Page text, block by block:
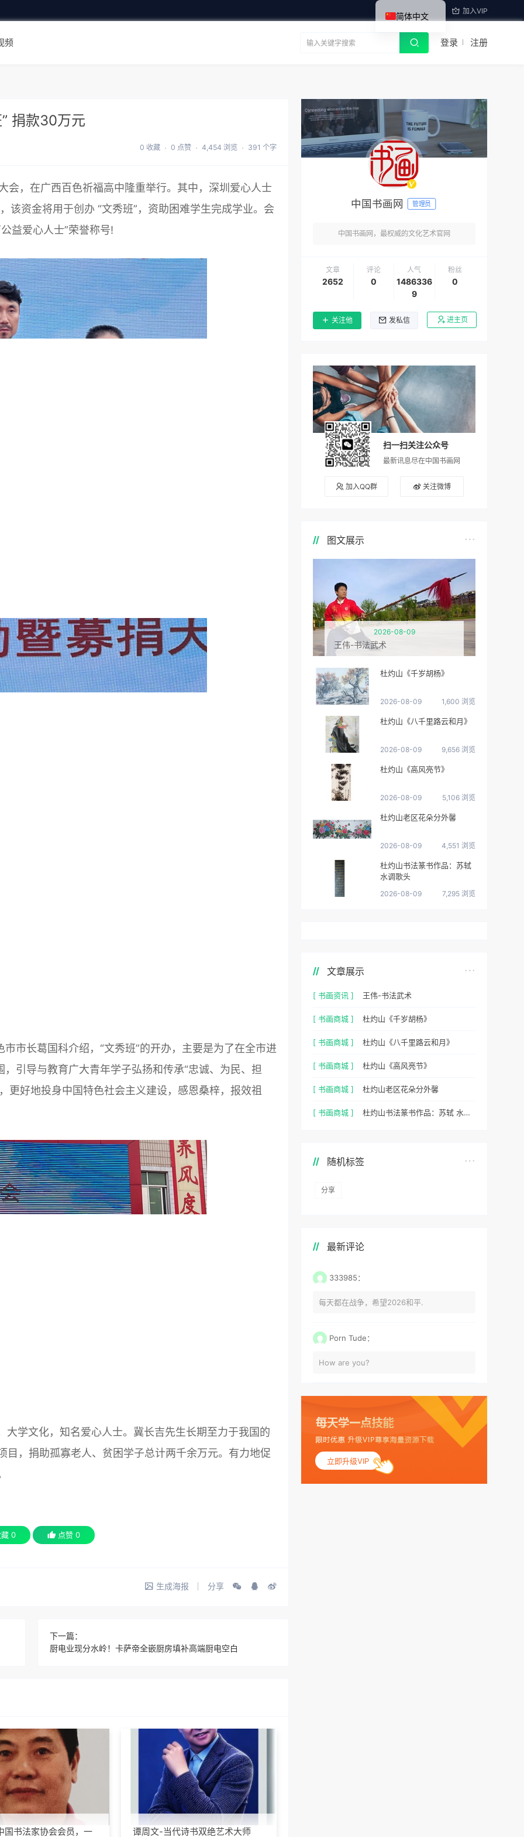
加入VIP
频 登录 注册
捐款30万元
0 收藏 0 点赞 4,454 浏览 391 个字
，在广西百色祈福高中隆重举行。其中，深圳爱心人士
该资金将用于创办 “文秀班”，资助困难学生完成学业。会
益爱心人士”荣誉称号!
市长葛国科介绍，“文秀班”的开办，主要是为了在全市进
引导与教育广大青年学子弘扬和传承“忠诚、为民、担
更好地投身中国特色社会主义建设，感恩桑梓，报效祖
学文化，知名爱心人士。冀长吉先生长期至力于我国的
目，捐助孤寡老人、贫困学子总计两千余万元。有力地促
0 点赞 0
生成海报 分享
下一篇：
厨电业现分水岭！卡萨帝全嵌厨房填补高端厨电空白
国书法家协会会员，一 谭周文-当代诗书双绝艺术大师
中国书画网 管理员
中国书画网，最权威的文化艺术官网
文章
2652
评论
0
人气
1486336
9
粉丝
0
关注他 发私信 进主页
扫一扫关注公众号
最新讯息尽在中国书画网
加入QQ群 关注微博
图文展示
2026-08-09
王伟-书法武术
杜灼山《千岁胡杨》
2026-08-09 1,600 浏览
杜灼山《八千里路云和月》
2026-08-09 9,656 浏览
杜灼山《高风亮节》
2026-08-09 5,106 浏览
杜灼山老区花朵分外馨
2026-08-09 4,551 浏览
杜灼山书法篆书作品：苏轼
水调歌头
2026-08-09 7,295 浏览
文章展示
[ 书画资讯 ] 王伟-书法武术
[ 书画商城 ] 杜灼山《千岁胡杨》
[ 书画商城 ] 杜灼山《八千里路云和月》
[ 书画商城 ] 杜灼山《高风亮节》
[ 书画商城 ] 杜灼山老区花朵分外馨
[ 书画商城 ] 杜灼山书法篆书作品：苏轼 水调歌头
随机标签
分享
最新评论
333985：
每天都在战争，希望2026和平.
Porn Tude：
How are you?
立即升级VIP
简体中文